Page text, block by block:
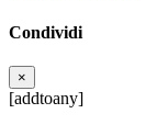
Condividi
×
[addtoany]